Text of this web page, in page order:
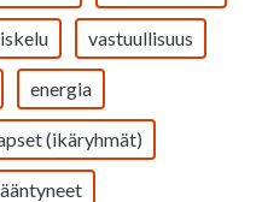
vastuullisuus
energia
(ikäryhmät)